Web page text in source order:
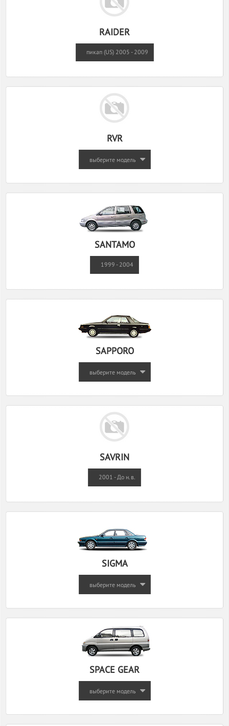
RAIDER
пикап (US) 2005 - 2009
RVR
выберите модель
SANTAMO
1999 - 2004
SAPPORO
выберите модель
SAVRIN
2001 - До н.в.
SIGMA
выберите модель
SPACE GEAR
выберите модель